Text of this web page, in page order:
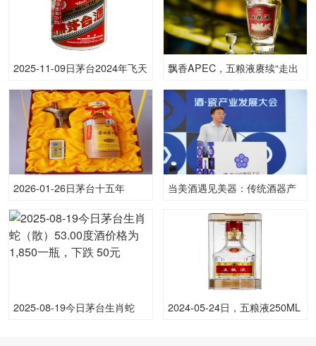
2025-11-09日茅台2024年飞天
(原)53.00度酒价格为1,700一
瓶，下跌 40元
飘香APEC，五粮液赓续“走出
去”新篇
2026-01-26日茅台十五年
上涨 10元
当美酒遇见美器：传统酒器产
2025-08-19今日茅台生肖蛇
2024-05-24日，五粮液250ML